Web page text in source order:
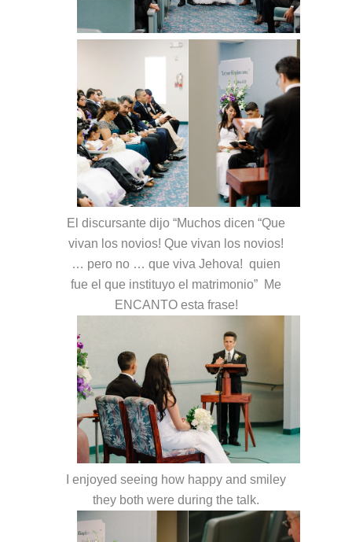
El discursante dijo “Muchos dicen “Que
vivan los novios! Que vivan los novios!
… pero no … que viva Jehova! quien
fue el que instituyo el matrimonio” Me
ENCANTO esta frase!
I enjoyed seeing how happy and smiley
they both were during the talk.